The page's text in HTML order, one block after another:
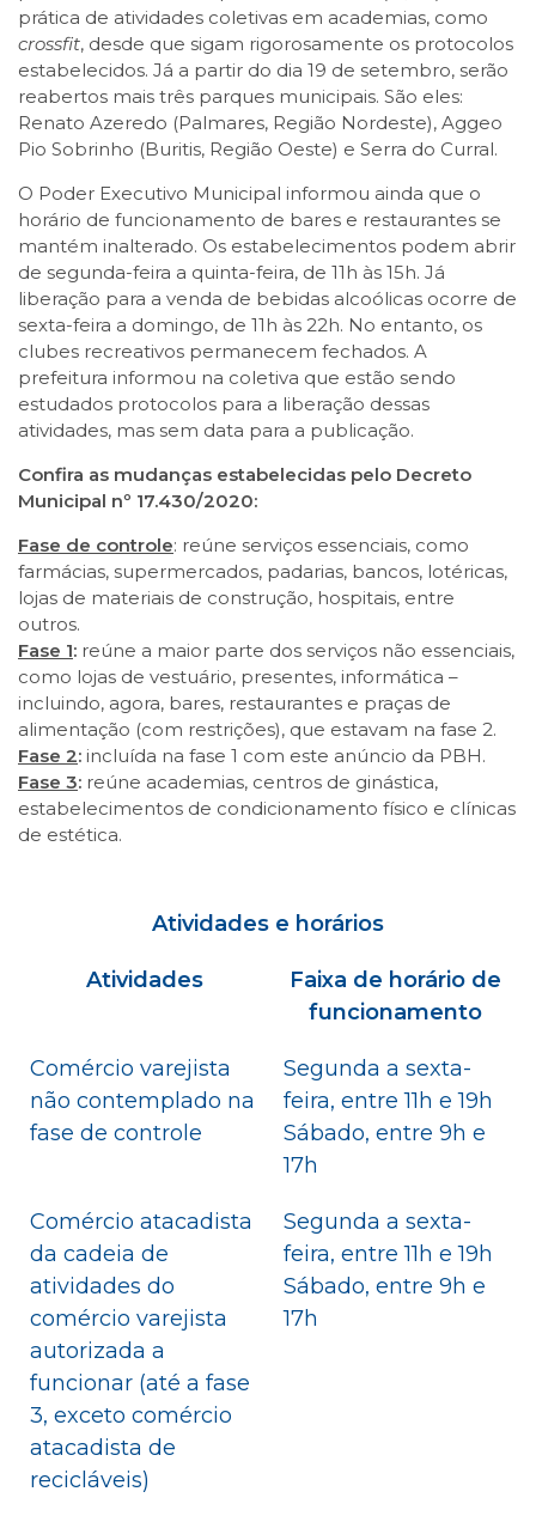
prática de atividades coletivas em academias, como
crossfit, desde que sigam rigorosamente os protocolos
estabelecidos. Já a partir do dia 19 de setembro, serão
reabertos mais três parques municipais. São eles:
Renato Azeredo (Palmares, Região Nordeste), Aggeo
Pio Sobrinho (Buritis, Região Oeste) e Serra do Curral.
O Poder Executivo Municipal informou ainda que o
horário de funcionamento de bares e restaurantes se
mantém inalterado. Os estabelecimentos podem abrir
de segunda-feira a quinta-feira, de 11h às 15h. Já
liberação para a venda de bebidas alcoólicas ocorre de
sexta-feira a domingo, de 11h às 22h. No entanto, os
clubes recreativos permanecem fechados. A
prefeitura informou na coletiva que estão sendo
estudados protocolos para a liberação dessas
atividades, mas sem data para a publicação.
Confira as mudanças estabelecidas pelo Decreto
Municipal nº 17.430/2020:
Fase de controle: reúne serviços essenciais, como
farmácias, supermercados, padarias, bancos, lotéricas,
lojas de materiais de construção, hospitais, entre
outros.
Fase 1: reúne a maior parte dos serviços não essenciais,
como lojas de vestuário, presentes, informática –
incluindo, agora, bares, restaurantes e praças de
alimentação (com restrições), que estavam na fase 2.
Fase 2: incluída na fase 1 com este anúncio da PBH.
Fase 3: reúne academias, centros de ginástica,
estabelecimentos de condicionamento físico e clínicas
de estética.
Atividades e horários
Atividades
Faixa de horário de
funcionamento
Comércio varejista
não contemplado na
fase de controle
Segunda a sexta-
feira, entre 11h e 19h
Sábado, entre 9h e
17h
Comércio atacadista
da cadeia de
atividades do
comércio varejista
autorizada a
funcionar (até a fase
3, exceto comércio
atacadista de
recicláveis)
Segunda a sexta-
feira, entre 11h e 19h
Sábado, entre 9h e
17h